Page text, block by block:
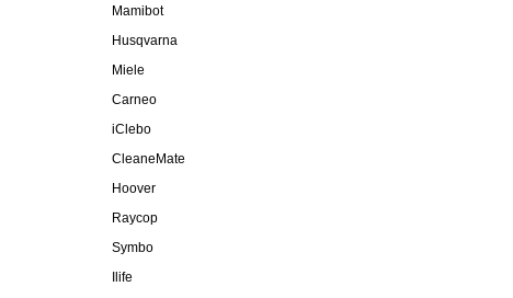
Mamibot
Husqvarna
Miele
Carneo
iClebo
CleaneMate
Hoover
Raycop
Symbo
Ilife